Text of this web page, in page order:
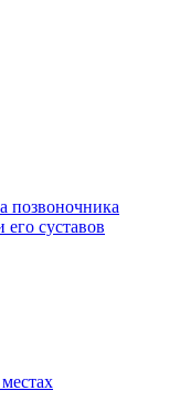
позвоночника
суставов